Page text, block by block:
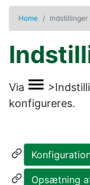
Home Indstillinger
Via >
konfigureres.
Opsætning